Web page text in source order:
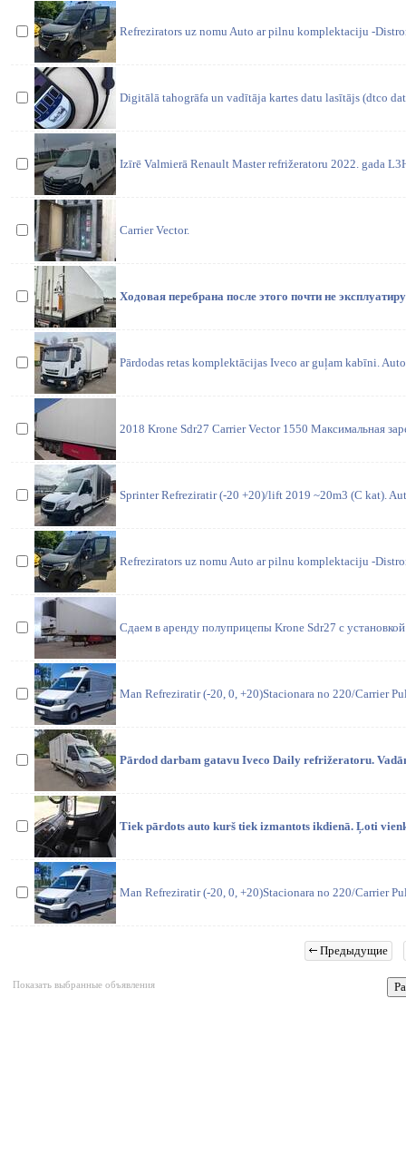
Refrezirators uz nomu Auto ar pilnu komplektaciju -
Digitālā tahogrāfa un vadītāja kartes datu lasītājs (dtco
Izīrē Valmierā Renault Master refrižeratoru 2022. gada
Carrier Vector.
Ходовая перебрана после этого почти не
Pārdodas retas komplektācijas Iveco ar guļam kabīni.
2018 Krone Sdr27 Carrier Vector 1550 Максимальная
Sprinter Refreziratir (-20 +20)/lift 2019 ~20m3 (C kat).
Refrezirators uz nomu Auto ar pilnu komplektaciju -
Сдаем в аренду полуприцепы Krone Sdr27 с
Man Refreziratir (-20, 0, +20)Stacionara no 220/Carrier
Pārdod darbam gatavu Iveco Daily refrižeratoru.
Tiek pārdots auto kurš tiek izmantots ikdienā. Ļoti
Man Refreziratir (-20, 0, +20)Stacionara no 220/Carrier
Предыдущие
Показать выбранные объявления